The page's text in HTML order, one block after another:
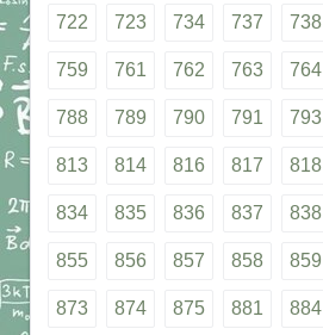
722 723 734 737 738
759 761 762 763 764
788 789 790 791 793
813 814 816 817 818
834 835 836 837 838
855 856 857 858 859
873 874 875 881 884